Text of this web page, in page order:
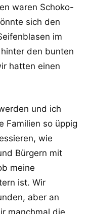
waren Schoko-
sich den
im
den bunten
hatten einen
und ich
Familien so üppig
wie
Bürgern mit
meine
ist. Wir
aber an
manchmal die